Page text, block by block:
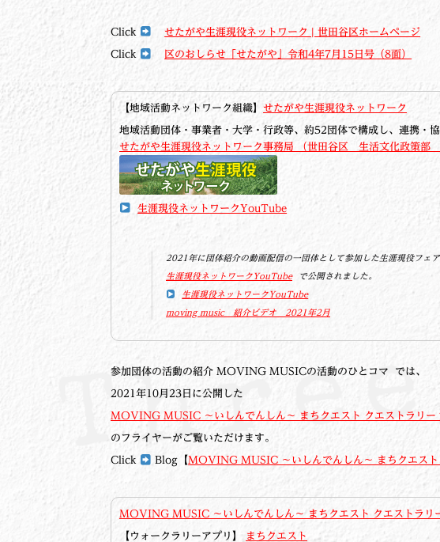
Click せたがや生涯現役ネットワーク | 世田谷区ホームページ
Click 区のおしらせ「せたがや」令和4年7月15日号（8面）
【地域活動ネットワーク組織】せたがや生涯現役ネットワーク
地域活動団体・事業者・大学・行政等、約52団体で構成し、連携・
せたがや生涯現役ネットワーク事務局 （世田谷区 生活文化政策部
生涯現役ネットワークYouTube
2021年に団体紹介の動画配信の一団体として参加した生涯現役フェア
生涯現役ネットワークYouTube で公開されました。
生涯現役ネットワークYouTube
moving music 紹介ビデオ 2021年2月
参加団体の活動の紹介 MOVING MUSICの活動のひとコマ では、
2021年10月23日に公開した
MOVING MUSIC ～いしんでんしん～ まちクエスト クエストラリー
のフライヤーがご覧いただけます。
Click Blog【MOVING MUSIC ～いしんでんしん～ まちクエスト
MOVING MUSIC ～いしんでんしん～ まちクエスト クエストラリ
【ウォークラリーアプリ】 まちクエスト